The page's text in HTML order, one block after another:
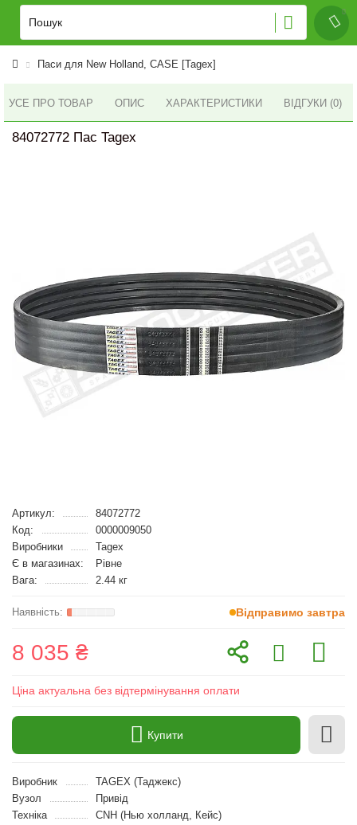
Паси для New Holland, CASE [Tagex]
УСЕ ПРО ТОВАР ОПИС ХАРАКТЕРИСТИКИ ВІДГУКИ (0)
84072772 Пас Tagex
Артикул:
84072772
Код:
0000009050
Виробники
Tagex
Є в магазинах:
Рівне
Вага:
2.44 кг
Відправимо завтра
8 035 ₴
Ціна актуальна без відтермінування оплати
Купити
Виробник
TAGEX (Таджекс)
Вузол
Привід
Техніка
CNH (Нью холланд, Кейс)